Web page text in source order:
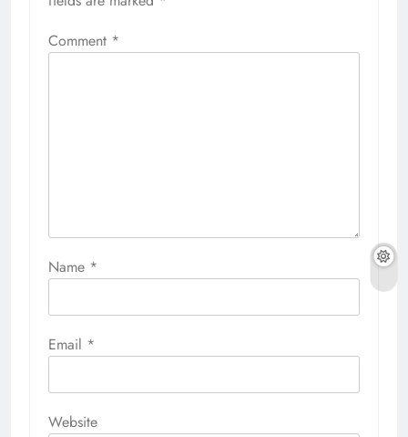
Comment *
Name *
Email *
Website